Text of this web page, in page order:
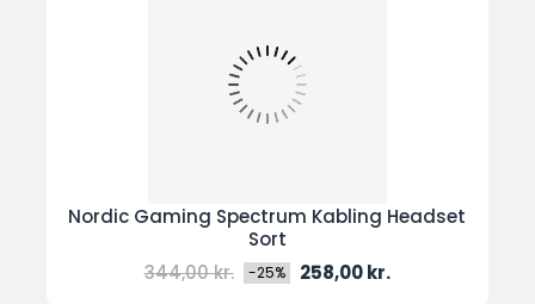
Nordic Gaming Spectrum Kabling Headset
Sort
Normal
344,00 kr. -25% Pris
258,00 kr.